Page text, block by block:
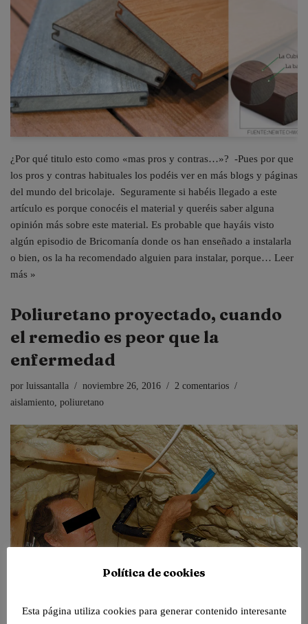
¿Por qué titulo esto como «mas pros y contras…»? -Pues por que
los pros y contras habituales los podéis ver en más blogs y páginas
del mundo del bricolaje. Seguramente si habéis llegado a este
artículo es porque conocéis el material y queréis saber alguna
opinión más sobre este material. Es probable que hayáis visto
algún episodio de Bricomanía donde os han enseñado a instalarla
o bien, os la ha recomendado alguien para instalar, porque… Leer
más »
Poliuretano proyectado, cuando
el remedio es peor que la
enfermedad
por luissantalla noviembre 26, 2016
2 comentarios
aislamiento poliuretano
Política de cookies
Esta página utiliza cookies para generar contenido interesante